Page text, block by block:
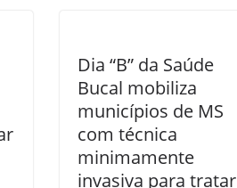
Dia “B” da Saúde
Bucal mobiliza
municípios de MS
com técnica
minimamente
invasiva para tratar